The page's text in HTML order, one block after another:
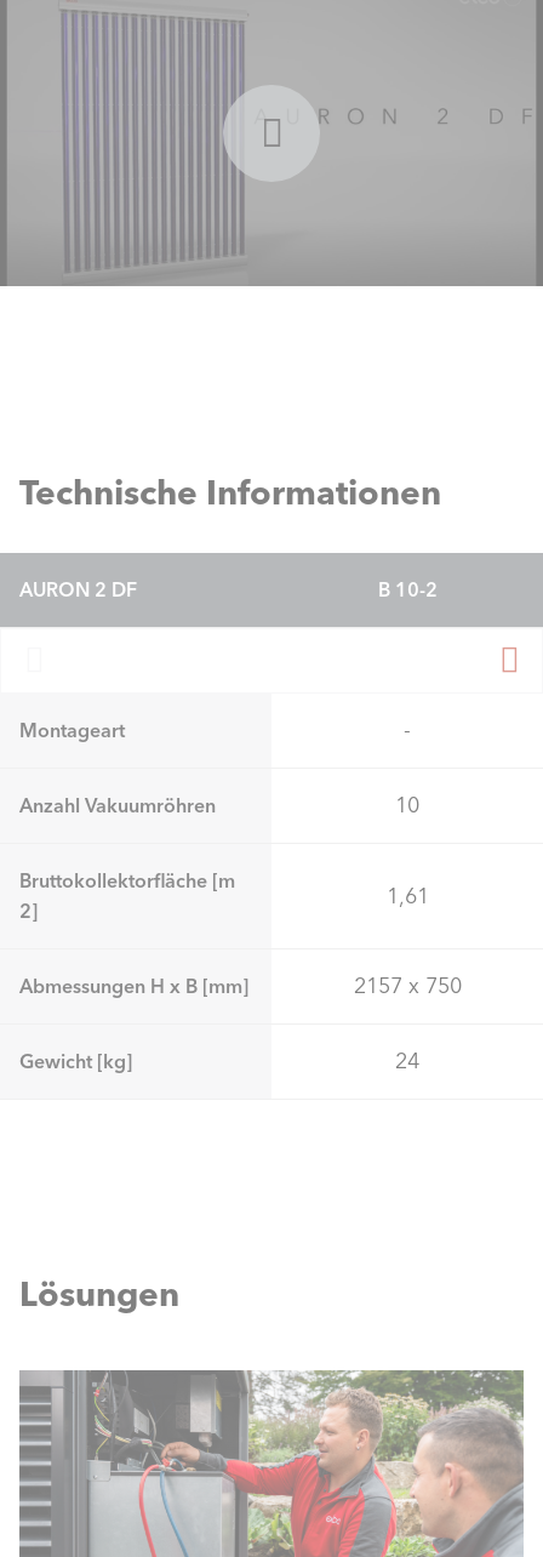
Technische Informationen
AURON 2 DF B 10-2
Montageart -
Anzahl Vakuumröhren 10
Bruttokollektorfläche [m
2]
1,61
Abmessungen H x B [mm] 2157 x 750
Gewicht [kg] 24
Lösungen